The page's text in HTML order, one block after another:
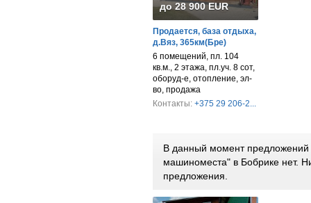
до 28 900 EUR
Продается, база отдыха,
д.Вяз, 365км(Бре)
6 помещений, пл. 104
кв.м., 2 этажа, пл.уч. 8 сот,
оборуд-е, отопление, эл-
во, продажа
Контакты: +375 29 206-2...
В данный момент
машиноместа" в Бобрике нет.
предложения.